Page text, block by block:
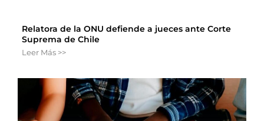
Relatora de la ONU defiende a jueces ante Corte
Suprema de Chile
Leer Más >>